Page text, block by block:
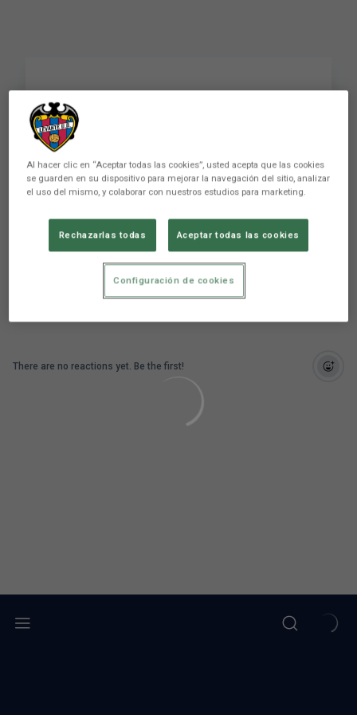
Julián Calero: “El
Levante UD serà un
equip recognoscible i
interessant que donarà
molt de què parlar”
PRIMER EQUIP
There are no reactions yet. Be the first!
Al hacer clic en “Aceptar todas las cookies”, usted acepta que las cookies
se guarden en su dispositivo para mejorar la navegación del sitio, analizar
el uso del mismo, y colaborar con nuestros estudios para marketing.
Rechazarlas todas Aceptar todas las cookies
Configuración de cookies